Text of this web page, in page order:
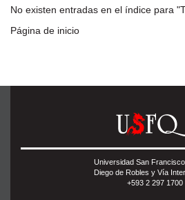
No existen entradas en el índice para
Página de inicio
Universidad San
Diego de Robles y Vía
+593 2 297 1700